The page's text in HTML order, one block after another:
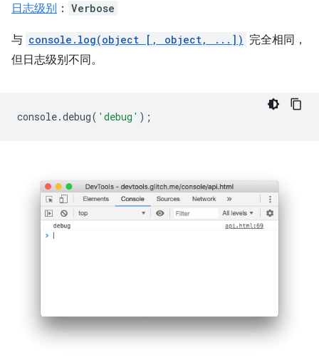
日志级别 ： Verbose
与 console.log(object [, object, ...]) 完全相同，
但日志级别不同。
console.debug( 'debug' );